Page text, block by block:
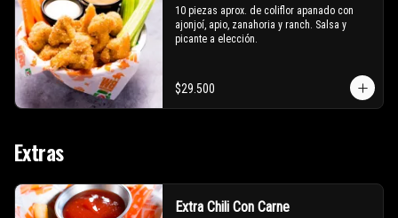
10 piezas aprox. de coliflor apanado con
ajonjoí, apio, zanahoria y ranch. Salsa y
picante a elección.
$29.500
Extras
Extra Chili Con Carne